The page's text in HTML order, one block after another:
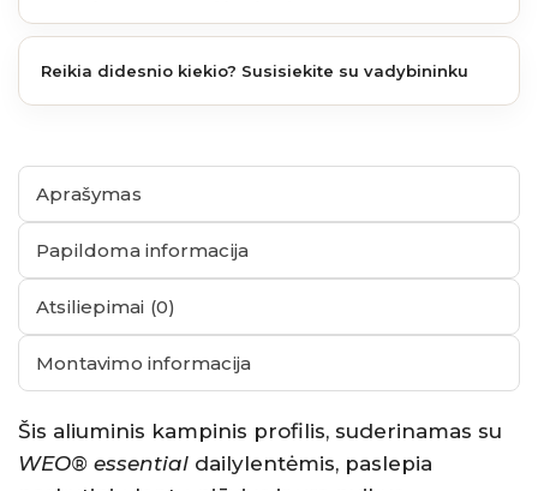
Reikia didesnio kiekio? Susisiekite su vadybininku
Aprašymas
Papildoma informacija
Atsiliepimai (0)
Montavimo informacija
Šis aliuminis kampinis profilis, suderinamas su
WEO® essential dailylentėmis, paslepia